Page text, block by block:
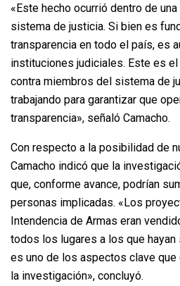
«Este hecho ocurrió dentro de
sistema de justicia. Si bien es
transparencia en todo el país, es
instituciones judiciales. Este es
contra miembros del sistema de
trabajando para garantizar que
transparencia», señaló Camacho.
Con respecto a la posibilidad de
Camacho indicó que la
que, conforme avance, podrían
personas implicadas. «Los
Intendencia de Armas eran
todos los lugares a los que
es uno de los aspectos clave
la investigación», concluyó.